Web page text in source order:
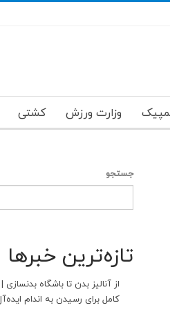
وزارت ورزش کشتی
جستجو
تازه‌ترین خبرها
از آنالیز بدن تا باشگاه
کامل برای رسیدن به اندام